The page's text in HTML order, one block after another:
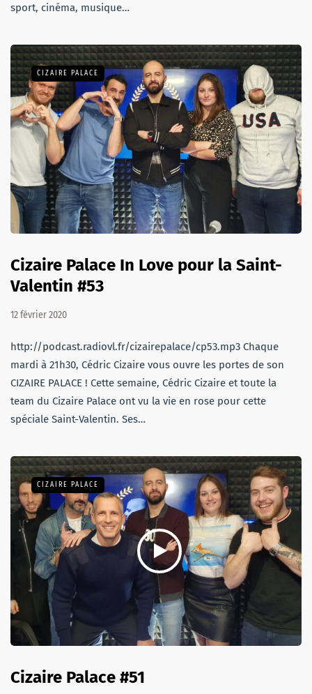
sport, cinéma, musique…
CIZAIRE PALACE
Cizaire Palace In Love pour la Saint-
Valentin #53
12 février 2020
http://podcast.radiovl.fr/cizairepalace/cp53.mp3 Chaque
mardi à 21h30, Cédric Cizaire vous ouvre les portes de son
CIZAIRE PALACE ! Cette semaine, Cédric Cizaire et toute la
team du Cizaire Palace ont vu la vie en rose pour cette
spéciale Saint-Valentin. Ses…
CIZAIRE PALACE
Cizaire Palace #51